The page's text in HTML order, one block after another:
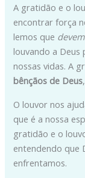
A gratidão e o
encontrar força
lemos que
louvando a Deus
nossas vidas. A
bênçãos de Deus
O louvor nos
que é a nossa
gratidão e o
entendendo que
enfrentamos.